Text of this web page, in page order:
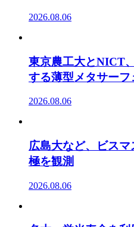
2026.08.06
東京農工大とNICT
する薄型メタサーフ
2026.08.06
広島大など、ビス
極を観測
2026.08.06